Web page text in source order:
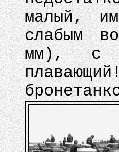
малый,
слабым
мм), с